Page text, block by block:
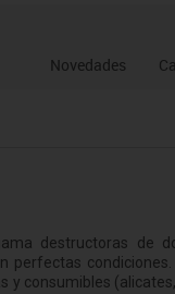
Novedades
destructoras de
consumibles